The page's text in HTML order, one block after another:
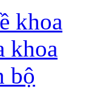
khoa
khoa
bộ